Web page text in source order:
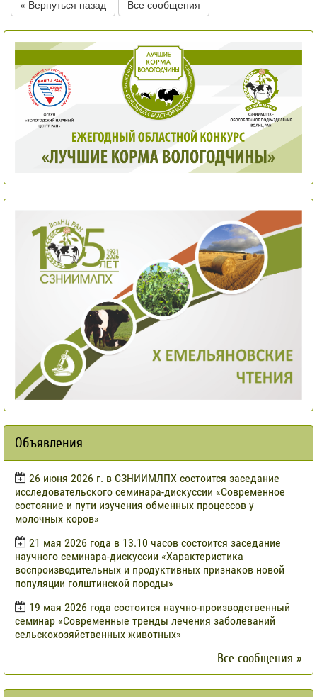
« Вернуться назад Все сообщения
Объявления
​26 июня 2026 г. в СЗНИИМЛПХ состоится заседание
исследовательского семинара-дискуссии «Современное
состояние и пути изучения обменных процессов у
молочных коров»
21 мая 2026 года в 13.10 часов состоится заседание
научного семинара-дискуссии «Характеристика
воспроизводительных и продуктивных признаков новой
популяции голштинской породы»
19 мая 2026 года состоится научно-производственный
семинар «Современные тренды лечения заболеваний
сельскохозяйственных животных»
Все сообщения »